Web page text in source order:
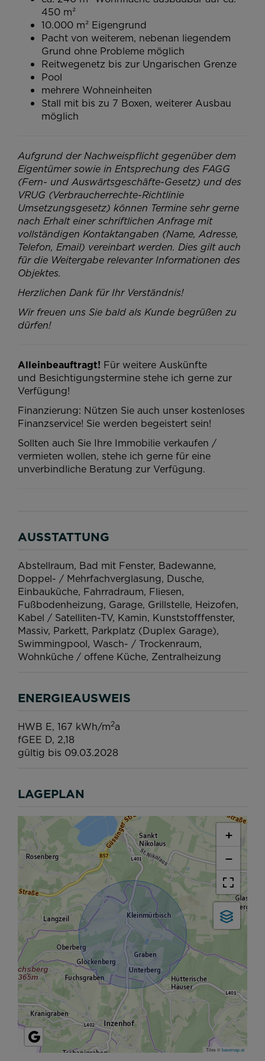
450 m²
10.000 m² Eigengrund
Pacht von weiterem, nebenan liegendem
Grund ohne Probleme möglich
Reitwegenetz bis zur Ungarischen Grenze
Pool
mehrere Wohneinheiten
Stall mit bis zu 7 Boxen, weiterer Ausbau
möglich
Aufgrund der Nachweispflicht gegenüber dem
Eigentümer sowie in Entsprechung des FAGG
(Fern- und Auswärtsgeschäfte-Gesetz) und des
VRUG (Verbraucherrechte-Richtlinie
Umsetzungsgesetz) können Termine sehr gerne
nach Erhalt einer schriftlichen Anfrage mit
vollständigen Kontaktangaben (Name, Adresse,
Telefon, Email) vereinbart werden. Dies gilt auch
für die Weitergabe relevanter Informationen des
Objektes.
Herzlichen Dank für Ihr Verständnis!
Wir freuen uns Sie bald als Kunde begrüßen zu
dürfen!
Alleinbeauftragt! Für weitere Auskünfte
und Besichtigungstermine stehe ich gerne zur
Verfügung!
Finanzierung: Nützen Sie auch unser kostenloses
Finanzservice! Sie werden begeistert sein!
Sollten auch Sie Ihre Immobilie verkaufen /
vermieten wollen, stehe ich gerne für eine
unverbindliche Beratung zur Verfügung.
AUSSTATTUNG
Abstellraum Bad mit Fenster Badewanne
Doppel- / Mehrfachverglasung Dusche
Einbauküche Fahrradraum Fliesen
Fußbodenheizung Garage Grillstelle Heizofen
Kabel / Satelliten-TV Kamin Kunststofffenster
Massiv Parkett Parkplatz (Duplex Garage)
Swimmingpool Wasch- / Trockenraum
Wohnküche / offene Küche Zentralheizung
ENERGIEAUSWEIS
HWB E, 167 kWh/m2a
fGEE D, 2,18
gültig bis 09.03.2028
LAGEPLAN
+
−
Tiles ©basemap.at